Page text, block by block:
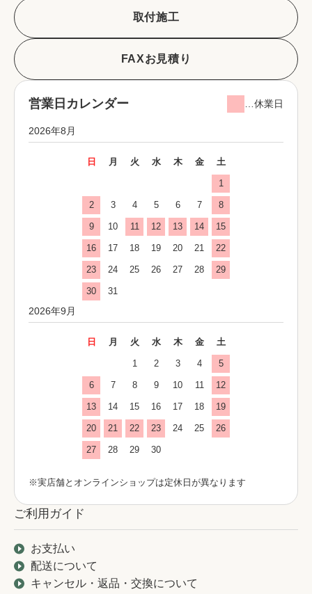
取付施工
FAXお見積り
営業日カレンダー …休業日
2026年8月
日 月 火 水 木 金 土
1
2 3 4 5 6 7 8
9 10 11 12 13 14 15
16 17 18 19 20 21 22
23 24 25 26 27 28 29
30 31
2026年9月
日 月 火 水 木 金 土
1 2 3 4 5
6 7 8 9 10 11 12
13 14 15 16 17 18 19
20 21 22 23 24 25 26
27 28 29 30
※実店舗とオンラインショップは定休日が異なります
ご利用ガイド
お支払い
配送について
キャンセル・返品・交換について